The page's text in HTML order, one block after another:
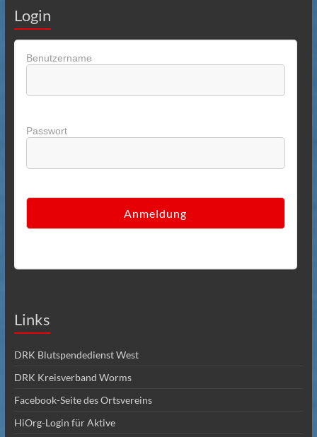
Login
Benutzername
Passwort
Links
DRK Blutspendedienst West
DRK Kreisverband Worms
Facebook-Seite des Ortsvereins
HiOrg-Login für Aktive